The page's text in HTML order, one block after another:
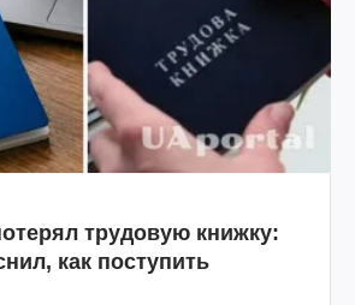
трудовую книжку:
как поступить